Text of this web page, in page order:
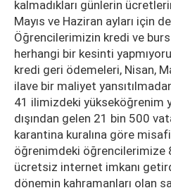
kalmadıkları günlerin
Mayıs ve Haziran ayları için
Öğrencilerimizin kredi ve
herhangi bir kesinti
kredi geri ödemeleri, Nisan,
ilave bir maliyet
41 ilimizdeki yükseköğrenim
dışından gelen 21 bin 500
karantina kuralına göre
öğrenimdeki öğrencilerimize
ücretsiz internet imkanı
dönemin kahramanları olan